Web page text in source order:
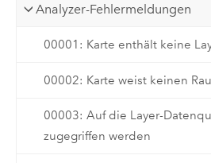
Analyzer-Fehlermeldungen
00001: Karte enthält keine
00002: Karte weist keinen
00003: Auf die Layer-
zugegriffen werden